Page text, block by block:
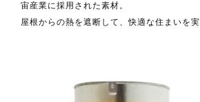
宙産業に採用された素材。
屋根からの熱を遮断して、快適な住まいを実